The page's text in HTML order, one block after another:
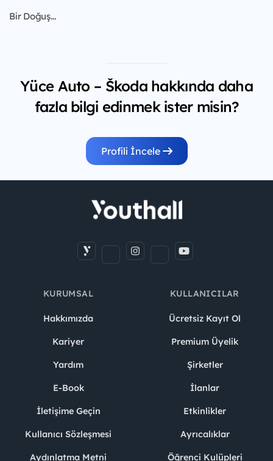
Bir Doğuş...
Yüce Auto – Škoda hakkında daha
fazla bilgi edinmek ister misin?
Profili İncele
KURUMSAL
Hakkımızda
Kariyer
Yardım
E-Book
İletişime Geçin
Kullanıcı Sözleşmesi
Aydınlatma Metni
KULLANICILAR
Ücretsiz Kayıt Ol
Premium Üyelik
Şirketler
İlanlar
Etkinlikler
Ayrıcalıklar
Öğrenci Kulüpleri